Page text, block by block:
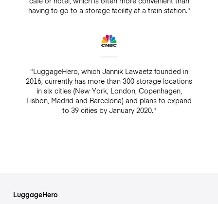
having to go to a storage facility at a train station."
"LuggageHero, which Jannik Lawaetz founded in
2016, currently has more than 300 storage locations
in six cities (New York, London, Copenhagen,
Lisbon, Madrid and Barcelona) and plans to expand
to 39 cities by January 2020."
LuggageHero